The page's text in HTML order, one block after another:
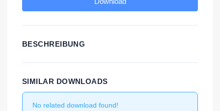
BESCHREIBUNG
SIMILAR DOWNLOADS
No related download found!